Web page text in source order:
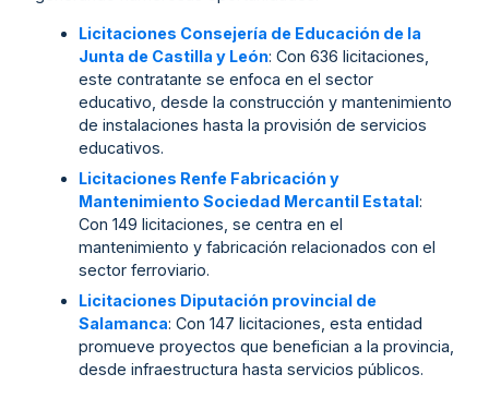
Licitaciones Consejería de Educación de la
Junta de Castilla y León: Con 636 licitaciones,
este contratante se enfoca en el sector
educativo, desde la construcción y mantenimiento
de instalaciones hasta la provisión de servicios
educativos.
Licitaciones Renfe Fabricación y
Mantenimiento Sociedad Mercantil Estatal:
Con 149 licitaciones, se centra en el
mantenimiento y fabricación relacionados con el
sector ferroviario.
Licitaciones Diputación provincial de
Salamanca: Con 147 licitaciones, esta entidad
promueve proyectos que benefician a la provincia,
desde infraestructura hasta servicios públicos.